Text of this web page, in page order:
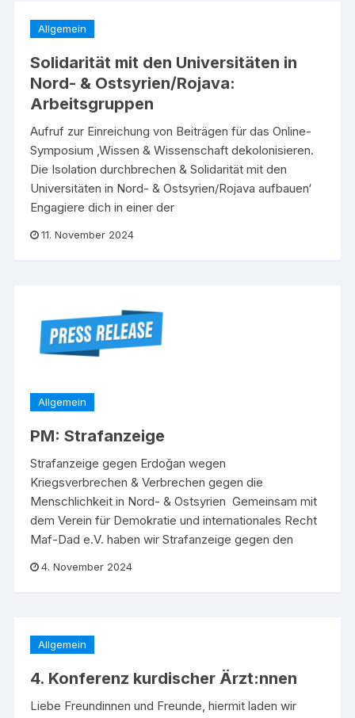
Allgemein
Solidarität mit den Universitäten in
Nord- & Ostsyrien/Rojava:
Arbeitsgruppen
Aufruf zur Einreichung von Beiträgen für das Online-
Symposium ‚Wissen & Wissenschaft dekolonisieren.
Die Isolation durchbrechen & Solidarität mit den
Universitäten in Nord- & Ostsyrien/Rojava aufbauen‘
Engagiere dich in einer der
11. November 2024
Allgemein
PM: Strafanzeige
Strafanzeige gegen Erdoğan wegen
Kriegsverbrechen & Verbrechen gegen die
Menschlichkeit in Nord- & Ostsyrien Gemeinsam mit
dem Verein für Demokratie und internationales Recht
Maf-Dad e.V. haben wir Strafanzeige gegen den
4. November 2024
Allgemein
4. Konferenz kurdischer Ärzt:nnen
Liebe Freundinnen und Freunde, hiermit laden wir